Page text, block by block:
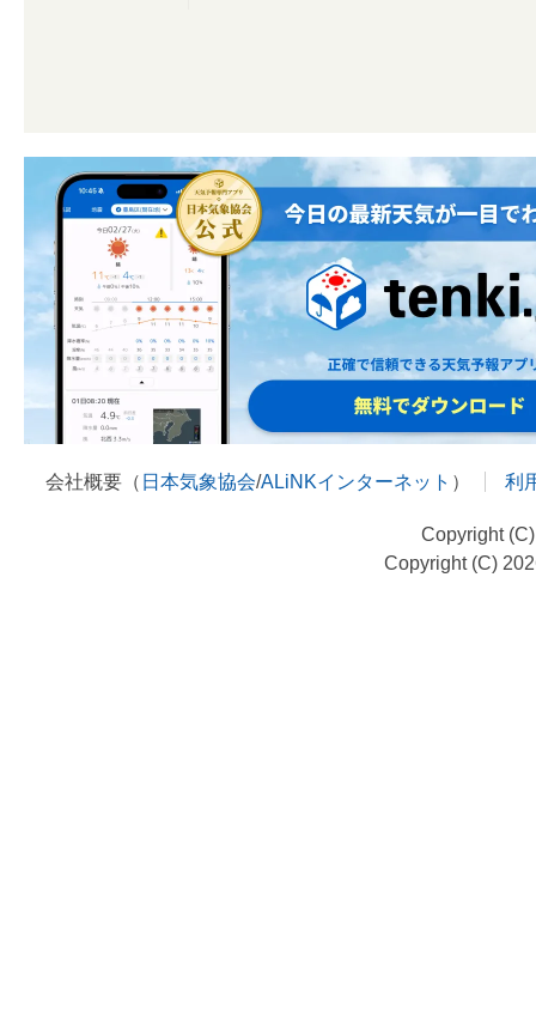
会社概要（ 日本気象協会/ALiNKインターネット ） 利
Copyright
Copyright (C)